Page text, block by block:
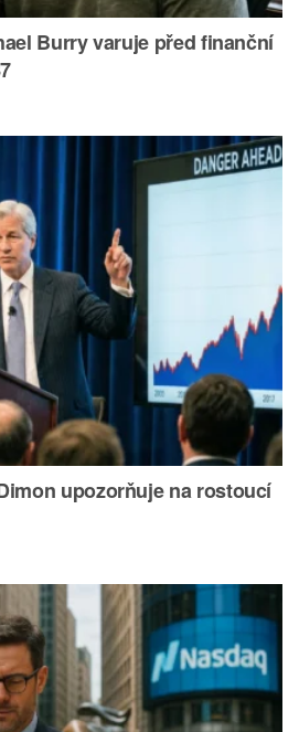
Burry varuje před finanční
upozorňuje na rostoucí